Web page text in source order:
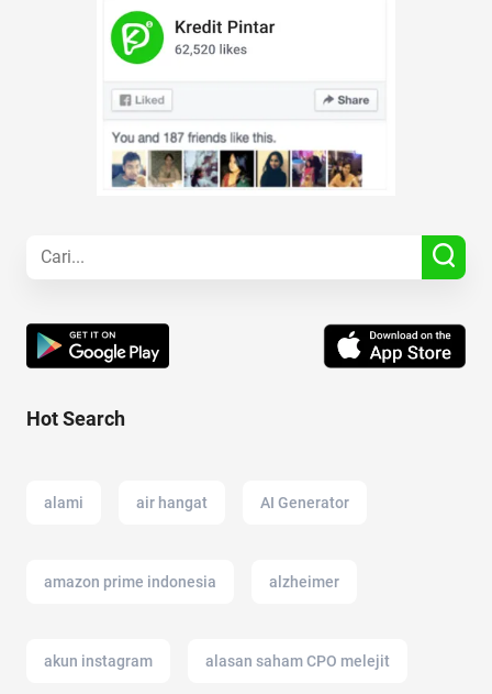
Hot Search
alami air hangat AI Generator
amazon prime indonesia alzheimer
akun instagram alasan saham CPO melejit